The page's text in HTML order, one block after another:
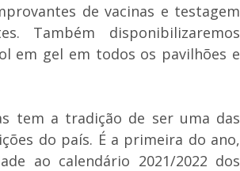
de vacinas e testagem
Também disponibilizaremos
em gel em todos os pavilhões e
tem a tradição de ser uma das
do país. É a primeira do ano,
ao calendário 2021/2022 dos